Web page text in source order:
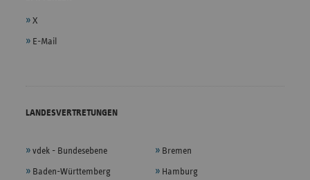
X
E-Mail
LANDESVERTRETUNGEN
vdek - Bundesebene
Baden-Württemberg
Bremen
Hamburg